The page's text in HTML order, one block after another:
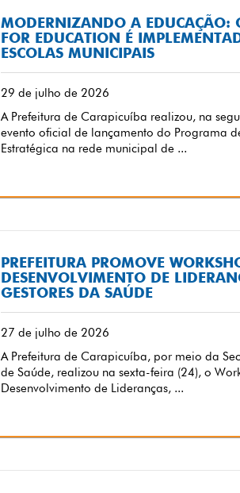
MODERNIZANDO A EDUCAÇÃO:
FOR EDUCATION É
ESCOLAS MUNICIPAIS
29 de julho de 2026
A Prefeitura de Carapicuíba realizou, na
evento oficial de lançamento do Programa
Estratégica na rede municipal de ...
PREFEITURA PROMOVE
DESENVOLVIMENTO DE
GESTORES DA SAÚDE
27 de julho de 2026
A Prefeitura de Carapicuíba, por meio da
de Saúde, realizou na sexta-feira (24), o
Desenvolvimento de Lideranças, ...